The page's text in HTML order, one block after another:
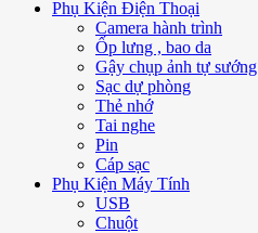
Phụ Kiện Điện Thoại
Camera hành trình
Ốp lưng , bao da
Gậy chụp ảnh tự sướng
Sạc dự phòng
Thẻ nhớ
Tai nghe
Pin
Cáp sạc
Phụ Kiện Máy Tính
USB
Chuột